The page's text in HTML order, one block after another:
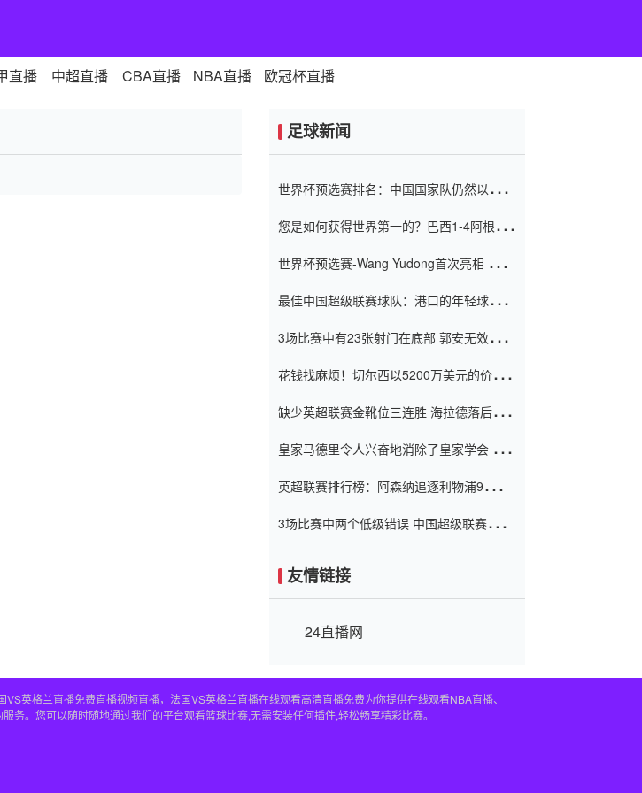
直播 中超直播 CBA直播 NBA直播 欧冠杯直播
足球新闻
世界杯预选赛排名：中国国家队仍然以6分
您是如何获得世界第一的？巴西1-4阿根
世界杯预选赛-Wang Yudong首次亮相 中国
最佳中国超级联赛球队：港口的年轻球员在
（Taishan）
3场比赛中有23张射门在底部 郭安无效传球
花钱找麻烦！切尔西以5200万美元的价格
窗口
缺少英超联赛金靴位三连胜 海拉德落后6球
皇家马德里令人兴奋地消除了皇家学会 安
英超联赛排行榜：阿森纳追逐利物浦9分 曼
3场比赛中两个低级错误 中国超级联赛的前
友情链接
24直播网
英格兰直播免费直播视频直播，法国VS英格兰直播在线观看高清直播免费为你提供在线观看NBA直播、
。您可以随时随地通过我们的平台观看篮球比赛,无需安装任何插件,轻松畅享精彩比赛。